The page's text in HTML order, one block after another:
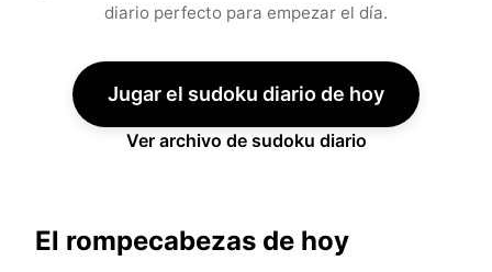
diario perfecto para empezar el día.
Jugar el sudoku diario de hoy
Ver archivo de sudoku diario
El rompecabezas de hoy